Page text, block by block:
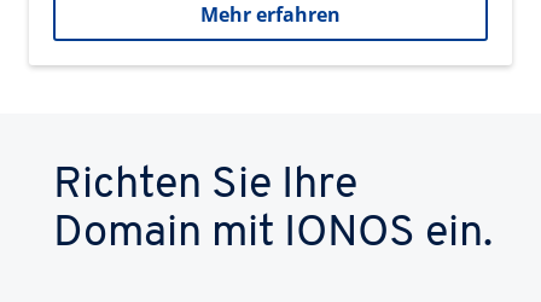
Mehr erfahren
Richten Sie Ihre
Domain mit IONOS ein.